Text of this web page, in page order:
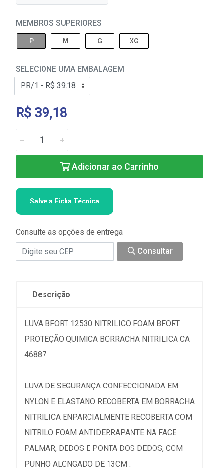
MEMBROS SUPERIORES
P M G XG
SELECIONE UMA EMBALAGEM
R$ 39,18
Adicionar ao Carrinho
Salve a Ficha Técnica
Consulte as opções de entrega
Consultar
Descrição
LUVA BFORT 12530 NITRILICO FOAM BFORT
PROTEÇÃO QUIMICA BORRACHA NITRILICA CA
46887
LUVA DE SEGURANÇA CONFECCIONADA EM
NYLON E ELASTANO RECOBERTA EM BORRACHA
NITRILICA ENPARCIALMENTE RECOBERTA COM
NITRILO FOAM ANTIDERRAPANTE NA FACE
PALMAR, DEDOS E PONTA DOS DEDOS, COM
PUNHO ALONGADO DE 13CM .